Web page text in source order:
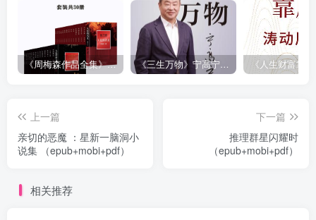
《周梅森作品全集》[共30册] 《三生万物》宁高宁（epub+mobi+azw3+pdf）
上一篇
亲切的恶魔 ：星新一脑洞小
说集 （epub+mobi+pdf）
下一篇
推理群星闪耀时
（epub+mobi+pdf）
相关推荐